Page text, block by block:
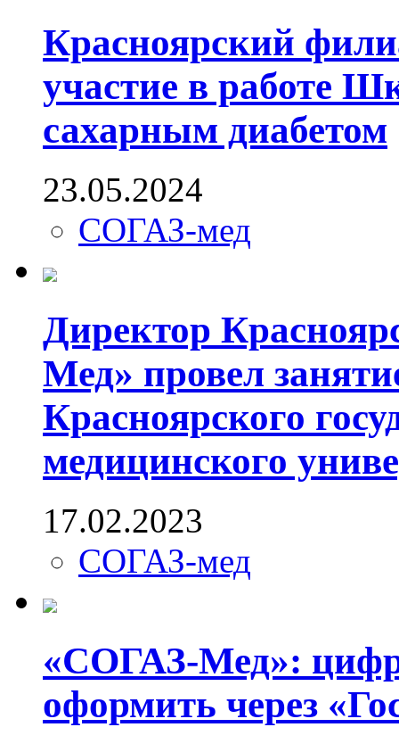
Красноярский
участие в работе
сахарным диабетом
23.05.2024
СОГАЗ-мед
Директор
Мед» провел
Красноярского
медицинского
17.02.2023
СОГАЗ-мед
«СОГАЗ-Мед»:
оформить через